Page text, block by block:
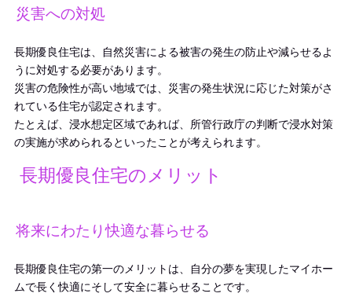
災害への対処
長期優良住宅は、自然災害による被害の発生の防止や減らせるよ
うに対処する必要があります。
災害の危険性が高い地域では、災害の発生状況に応じた対策がさ
れている住宅が認定されます。
たとえば、浸水想定区域であれば、所管行政庁の判断で浸水対策
の実施が求められるといったことが考えられます。
長期優良住宅のメリット
将来にわたり快適な暮らせる
長期優良住宅の第一のメリットは、自分の夢を実現したマイホー
ムで長く快適にそして安全に暮らせることです。